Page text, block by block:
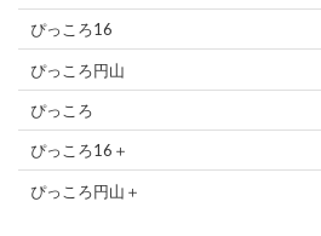
ぴっころ16
ぴっころ円山
ぴっころ
ぴっころ16＋
ぴっころ円山＋